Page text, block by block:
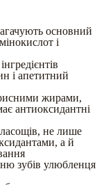
основний
і
і апетитний
жирами,
антиоксидантні
не лише
а й
зубів улюбленця